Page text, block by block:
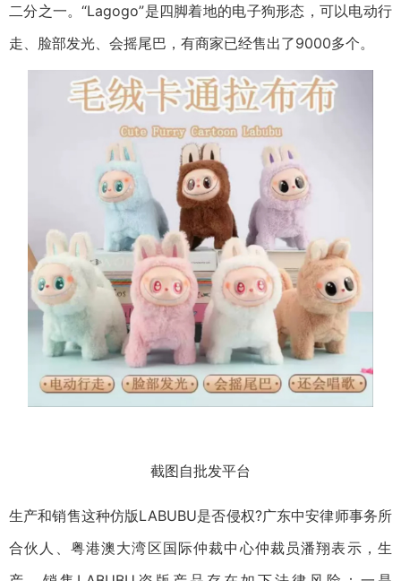
二分之一。“Lagogo”是四脚着地的电子狗形态，可以电动行
走、脸部发光、会摇尾巴，有商家已经售出了9000多个。
截图自批发平台
生产和销售这种仿版LABUBU是否侵权?广东中安律师事务所
合伙人、粤港澳大湾区国际仲裁中心仲裁员潘翔表示，生